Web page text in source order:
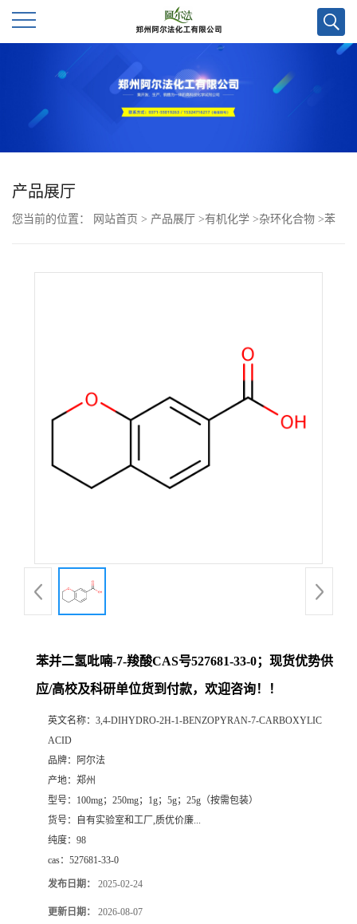
公
厅
产品展厅
您当前的位置： 网站首页 > 产品展厅 >有机化学 >杂环化合物 >苯
苯并二氢吡喃-7-羧酸CAS号527681-33-0；现货优势供
应/高校及科研单位货到付款，欢迎咨询！！
英文名称： 3,4-DIHYDRO-2H-1-BENZOPYRAN-7-CARBOXYLIC
ACID
品牌：
阿尔法
产地： 郑州
型号： 100mg；250mg；1g；5g；25g（按需包装）
货号：
自有实验室和工厂,质优价廉...
纯度： 98
cas： 527681-33-0
发布日期： 2025-02-24
更新日期： 2026-08-07